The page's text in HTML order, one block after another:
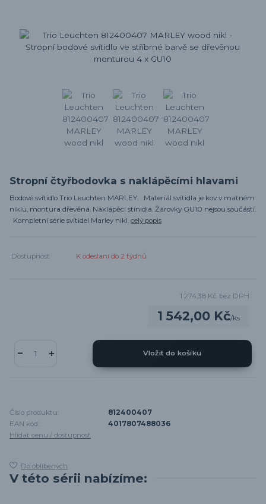
Stropní čtyřbodovka s naklápěcími hlavami
Bodové svítidlo Trio Leuchten MARLEY. Materiál svítidla je kov v matném
niklu, montura dřevěná. Naklápěcí stínidla. Žárovky GU10 nejsou součástí.
Kompletní série svítidel Marley nikl. celý popis
Dostupnost K odeslání do 2 týdnů
1 542,00 Kč/ks
1 274,38 Kč bez DPH
Vložit do košíku
Číslo produktu:
812400407
EAN kód:
4017807488036
Hlídat cenu / dostupnost
Do oblíbených
V této sérii nabízíme: